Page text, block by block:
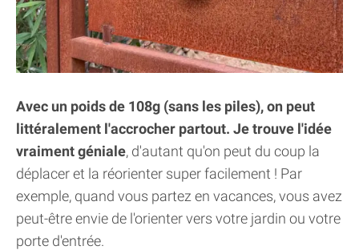
Avec un poids de 108g (sans les piles), on peut
littéralement l'accrocher partout. Je trouve l'idée
vraiment géniale, d'autant qu'on peut du coup la
déplacer et la réorienter super facilement ! Par
exemple, quand vous partez en vacances, vous avez
peut-être envie de l'orienter vers votre jardin ou votre
porte d'entrée.